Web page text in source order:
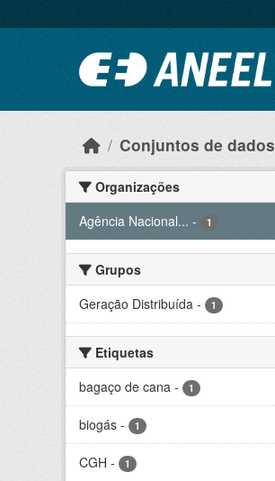
Conjuntos de dados
Organizações
Agência Nacional... - 1
Grupos
Geração Distribuída - 1
Etiquetas
bagaço de cana - 1
biogás - 1
CGH - 1